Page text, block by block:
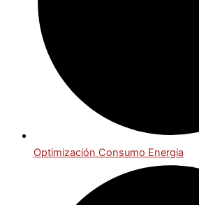
Optimización Consumo Energia